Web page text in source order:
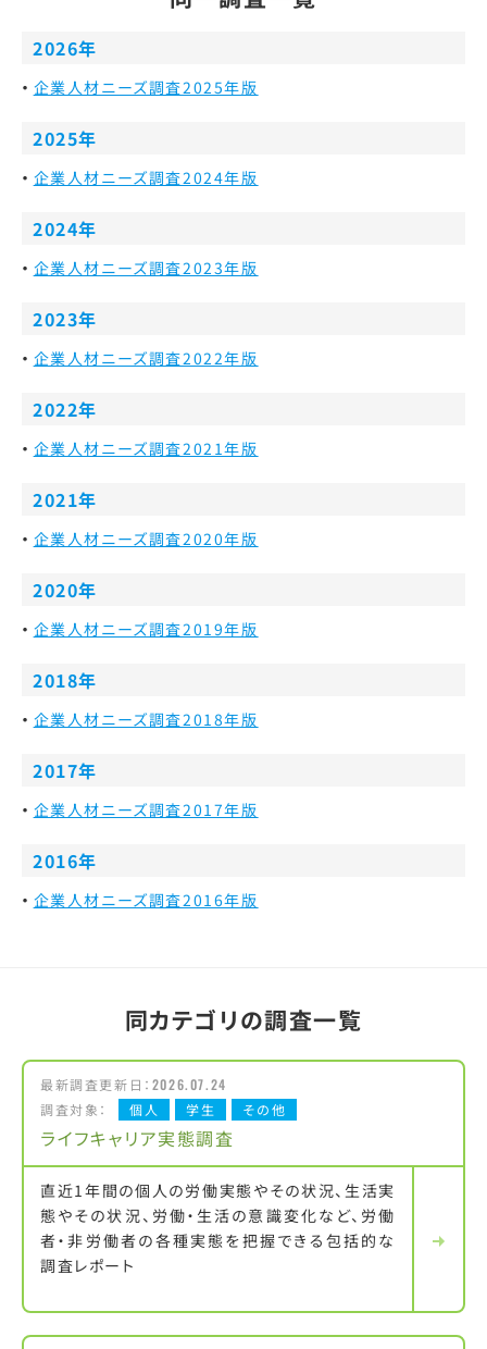
2026年
企業人材ニーズ調査2025年版
2025年
企業人材ニーズ調査2024年版
2024年
企業人材ニーズ調査2023年版
2023年
企業人材ニーズ調査2022年版
2022年
企業人材ニーズ調査2021年版
2021年
企業人材ニーズ調査2020年版
2020年
企業人材ニーズ調査2019年版
2018年
企業人材ニーズ調査2018年版
2017年
企業人材ニーズ調査2017年版
2016年
企業人材ニーズ調査2016年版
同カテゴリの調査一覧
最新調査更新日： 2026.07.24
調査対象：
個人 学生 その他
ライフキャリア実態調査
直近1年間の個人の労働実態やその状況、生活実
態やその状況、労働・生活の意識変化など、労働
者・非労働者の各種実態を把握できる包括的な
調査レポート